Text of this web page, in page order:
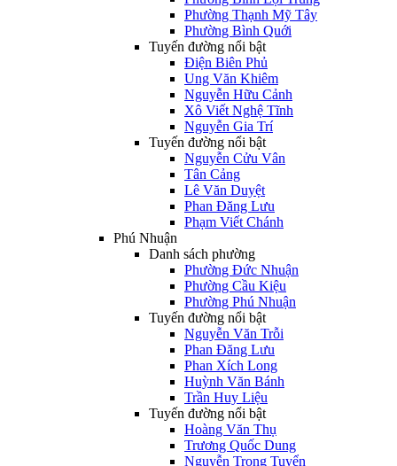
Phường Thạnh Mỹ Tây
Phường Bình Quới
Tuyến đường nổi bật
Điện Biên Phủ
Ung Văn Khiêm
Nguyễn Hữu Cảnh
Xô Viết Nghệ Tĩnh
Nguyễn Gia Trí
Tuyến đường nổi bật
Nguyễn Cửu Vân
Tân Cảng
Lê Văn Duyệt
Phan Đăng Lưu
Phạm Viết Chánh
Phú Nhuận
Danh sách phường
Phường Đức Nhuận
Phường Cầu Kiệu
Phường Phú Nhuận
Tuyến đường nổi bật
Nguyễn Văn Trỗi
Phan Đăng Lưu
Phan Xích Long
Huỳnh Văn Bánh
Trần Huy Liệu
Tuyến đường nổi bật
Hoàng Văn Thụ
Trương Quốc Dung
Nguyễn Trọng Tuyển